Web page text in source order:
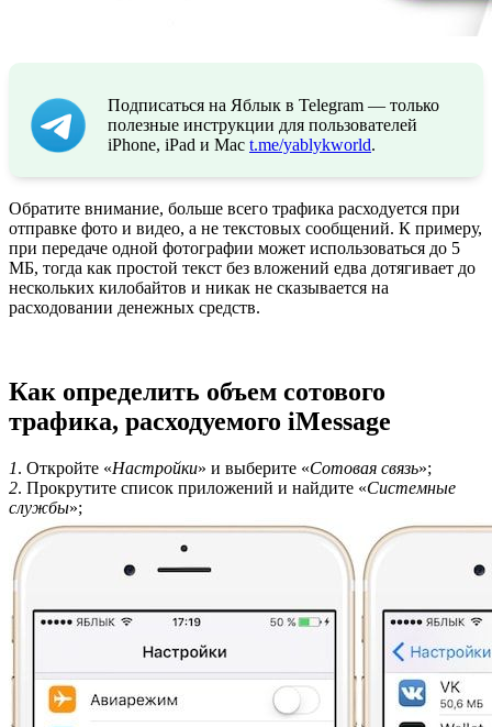
Подписаться на Яблык в Telegram — только
полезные инструкции для пользователей
iPhone, iPad и Mac t.me/yablykworld.
Обратите внимание, больше всего трафика расходуется при
отправке фото и видео, а не текстовых сообщений. К примеру,
при передаче одной фотографии может использоваться до 5
МБ, тогда как простой текст без вложений едва дотягивает до
нескольких килобайтов и никак не сказывается на
расходовании денежных средств.
Как определить объем сотового
трафика, расходуемого iMessage
1. Откройте «Настройки» и выберите «Сотовая связь»;
2. Прокрутите список приложений и найдите «Системные
службы»;